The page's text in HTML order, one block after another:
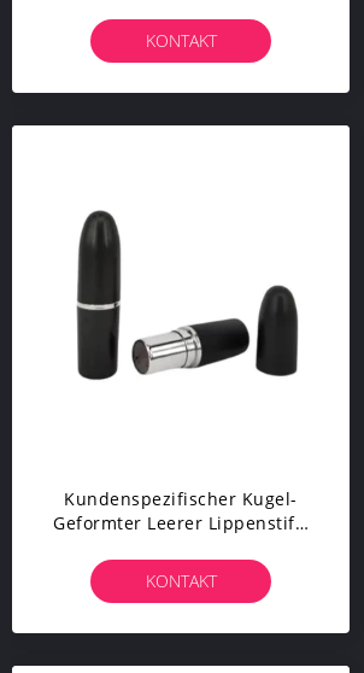
Nach Maß
KONTAKT
Kundenspezifischer Kugel-
Geformter Leerer Lippenstift-
Oberflächenbehandlung
KONTAKT